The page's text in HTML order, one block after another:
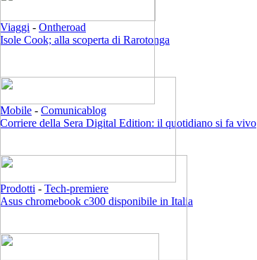
Viaggi - Ontheroad
Isole Cook; alla scoperta di Rarotonga
Mobile - Comunicablog
Corriere della Sera Digital Edition: il quotidiano si fa vivo
Prodotti - Tech-premiere
Asus chromebook c300 disponibile in Italia